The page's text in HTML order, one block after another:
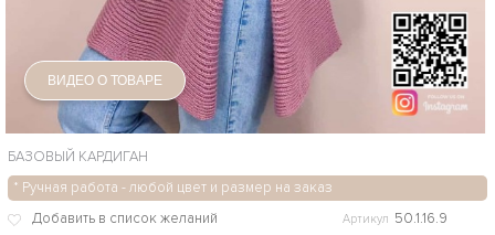
ВИДЕО О ТОВАРЕ
БАЗОВЫЙ КАРДИГАН
* Ручная работа - любой цвет и размер на заказ
Артикул 50.1.16.9